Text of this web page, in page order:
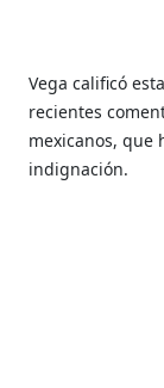
Vega calificó
recientes
mexicanos, que
indignación.